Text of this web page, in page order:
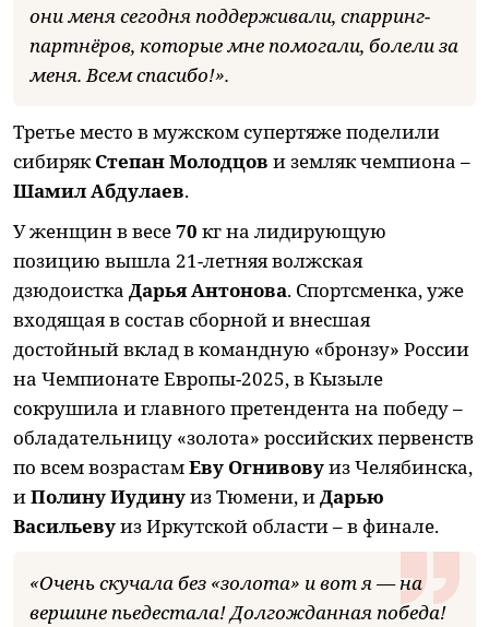
они меня сегодня поддерживали, спарринг-
партнёров, которые мне помогали, болели за
меня. Всем спасибо!».
Третье место в мужском супертяже поделили
сибирякСтепан Молодцов и земляк чемпиона –
Шамил Абдулаев.
У женщин в весе70 кг на лидирующую
позицию вышла 21-летняя волжская
дзюдоистка Дарья Антонова. Спортсменка, уже
входящая в состав сборной и внесшая
достойный вклад в командную «бронзу» России
на Чемпионате Европы-2025, в Кызыле
сокрушила и главного претендента на победу –
обладательницу «золота» российских первенств
по всем возрастамЕву Огнивовуиз Челябинска,
иПолину Иудинуиз Тюмени, иДарью
Васильевуиз Иркутской области – в финале.
«Очень скучала без «золота» и вот я — на
вершине пьедестала! Долгожданная победа!